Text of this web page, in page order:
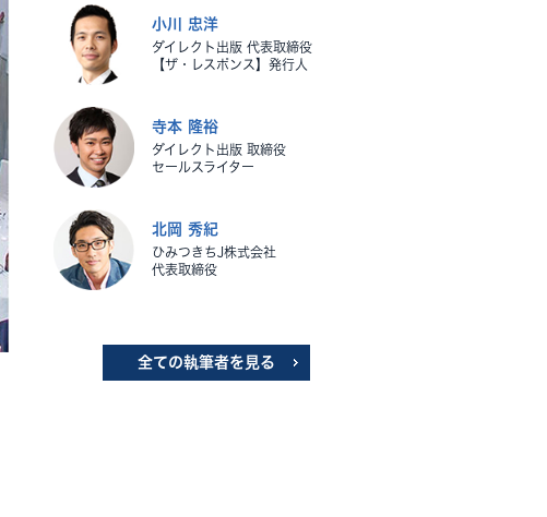
小川 忠洋
ダイレクト出版 代表取締役
【ザ・レスポンス】発行人
寺本 隆裕
ダイレクト出版 取締役
セールスライター
北岡 秀紀
ひみつきちJ株式会社
代表取締役
全ての執筆者を見る